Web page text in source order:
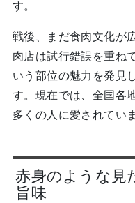
す。
戦後、まだ食肉文化が
肉店は試行錯誤を重ね
いう部位の魅力を発見
す。現在では、全国各
多くの人に愛されていま
赤身のような見
旨味